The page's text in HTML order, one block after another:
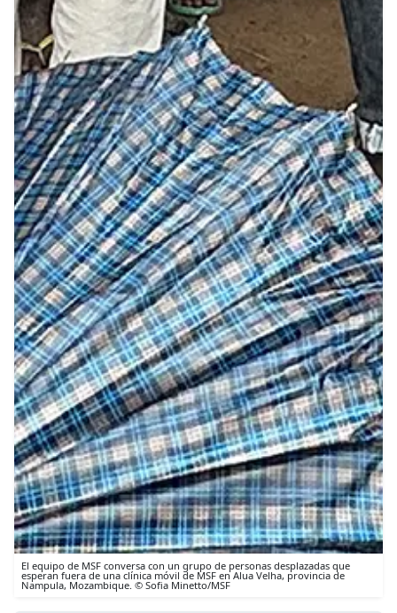
El equipo de MSF conversa con un grupo de personas desplazadas que
esperan fuera de una clínica móvil de MSF en Alua Velha, provincia de
Nampula, Mozambique. © Sofia Minetto/MSF